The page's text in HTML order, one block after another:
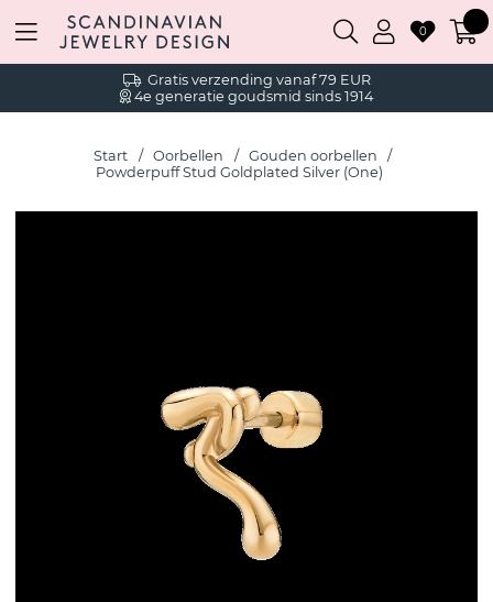
Gratis verzending vanaf 79 EUR
4e generatie goudsmid sinds 1914
0
Start Oorbellen
Gouden oorbellen
Powderpuff Stud Goldplated Silver (One)